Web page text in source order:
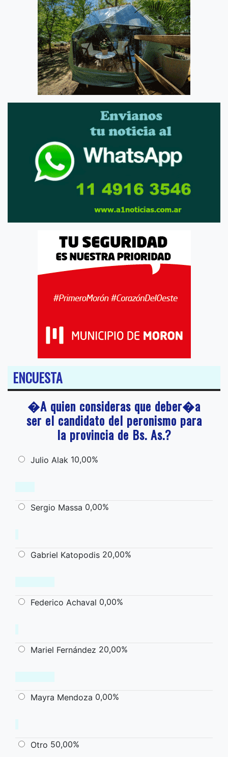
ENCUESTA
�A quien consideras que deber�a
ser el candidato del peronismo para
la provincia de Bs. As.?
Julio Alak 10,00%
Sergio Massa 0,00%
Gabriel Katopodis 20,00%
Federico Achaval 0,00%
Mariel Fernández 20,00%
Mayra Mendoza 0,00%
Otro 50,00%